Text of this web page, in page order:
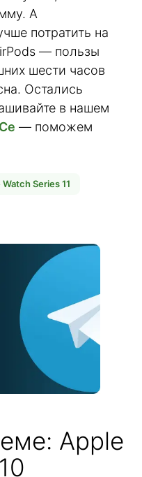
А
потратить на
— пользы
шести часов
Остались
в нашем
— поможем
Series 11
Apple